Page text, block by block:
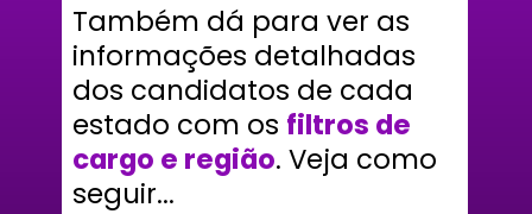
Também dá para ver as
informações detalhadas
dos candidatos de cada
estado com os filtros de
cargo e região. Veja como
seguir...